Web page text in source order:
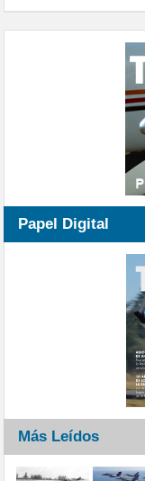
Papel Digital
Más Leídos